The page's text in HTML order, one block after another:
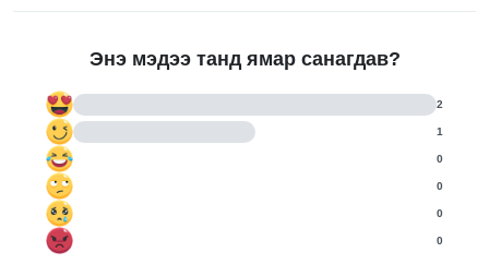
Энэ мэдээ танд ямар санагдав?
2
1
0
0
0
0